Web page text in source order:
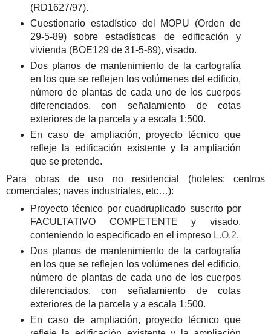
(RD1627/97).
Cuestionario estadístico del MOPU (Orden de
29-5-89) sobre estadísticas de edificación y
vivienda (BOE129 de 31-5-89), visado.
Dos planos de mantenimiento de la cartografía
en los que se reflejen los volúmenes del edificio,
número de plantas de cada uno de los cuerpos
diferenciados, con señalamiento de cotas
exteriores de la parcela y a escala 1:500.
En caso de ampliación, proyecto técnico que
refleje la edificación existente y la ampliación
que se pretende.
Para obras de uso no residencial (hoteles; centros
comerciales; naves industriales, etc…):
Proyecto técnico por cuadruplicado suscrito por
FACULTATIVO COMPETENTE y visado,
conteniendo lo especificado en el impreso L.O.2.
Dos planos de mantenimiento de la cartografía
en los que se reflejen los volúmenes del edificio,
número de plantas de cada uno de los cuerpos
diferenciados, con señalamiento de cotas
exteriores de la parcela y a escala 1:500.
En caso de ampliación, proyecto técnico que